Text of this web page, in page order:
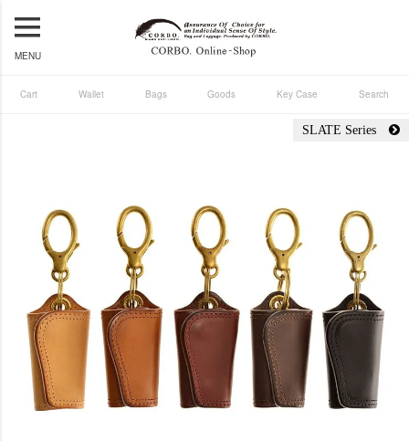
MENU
Cart Wallet Bags Goods Key Case Search
SLATE Series